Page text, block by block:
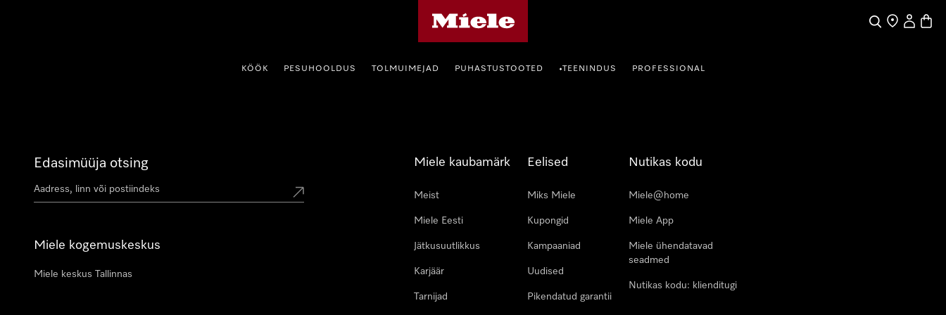
SearchFind a store
My
KÖÖK PESUHOOLDUS TOLMUIMEJAD PUHASTUSTOOTED •TEENINDUS PROFESSIONAL
Edasimüüja otsing
Miele kogemuskeskus
Miele keskus Tallinnas
Miele kaubamärk
Meist
Miele Eesti
Jätkusuutlikkus
Karjäär
Tarnijad
Eelised
Miks Miele
Kupongid
Kampaaniad
Uudised
Pikendatud garantii
Nutikas kodu
Miele@home
Miele App
Miele ühendatavad
seadmed
Nutikas kodu: klienditugi